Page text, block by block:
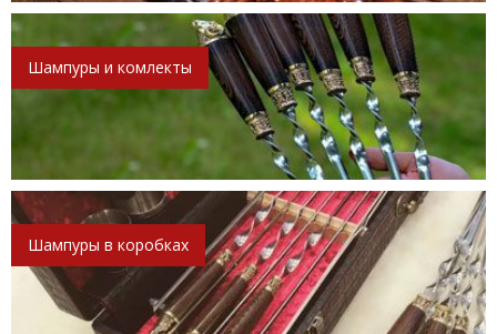
Шампуры и комлекты
Шампуры в коробках